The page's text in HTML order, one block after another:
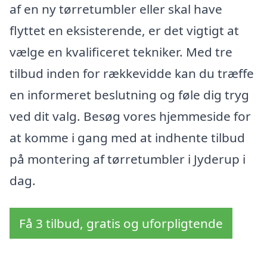
af en ny tørretumbler eller skal have
flyttet en eksisterende, er det vigtigt at
vælge en kvalificeret tekniker. Med tre
tilbud inden for rækkevidde kan du træffe
en informeret beslutning og føle dig tryg
ved dit valg. Besøg vores hjemmeside for
at komme i gang med at indhente tilbud
på montering af tørretumbler i Jyderup i
dag.
Få 3 tilbud, gratis og uforpligtende